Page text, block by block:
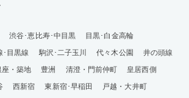
渋谷･恵比寿･中目黒
目黒･白金高輪
･目黒線 駒沢･二子玉川 代々木公園
井の頭線
座・築地 豊洲 清澄・門前仲町
皇居西側
西新宿 東新宿･早稲田
戸越・大井町